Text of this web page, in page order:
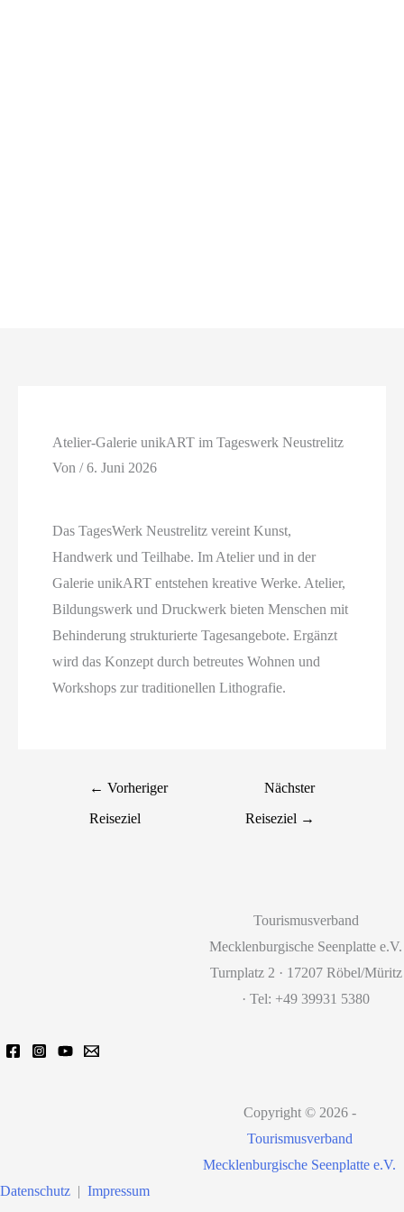
Atelier-Galerie unikART im Tageswerk Neustrelitz
Von/6. Juni 2026
Das TagesWerk Neustrelitz vereint Kunst,
Handwerk und Teilhabe. Im Atelier und in der
Galerie unikART entstehen kreative Werke. Atelier,
Bildungswerk und Druckwerk bieten Menschen mit
Behinderung strukturierte Tagesangebote. Ergänzt
wird das Konzept durch betreutes Wohnen und
Workshops zur traditionellen Lithografie.
← Vorheriger
Reiseziel
Nächster
Reiseziel →
Tourismusverband
Mecklenburgische Seenplatte e.V.
Turnplatz 2 · 17207 Röbel/Müritz
· Tel: +49 39931 5380
Copyright © 2026 -
Tourismusverband
Mecklenburgische Seenplatte e.V.
Datenschutz | Impressum